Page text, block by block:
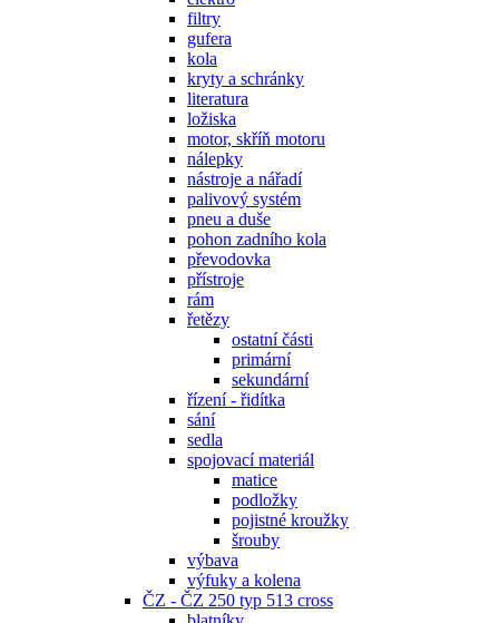
filtry
gufera
kola
kryty a schránky
literatura
ložiska
motor, skříň motoru
nálepky
nástroje a nářadí
palivový systém
pneu a duše
pohon zadního kola
převodovka
přístroje
rám
řetězy
ostatní části
primární
sekundární
řízení - řidítka
sání
sedla
spojovací materiál
matice
podložky
pojistné kroužky
šrouby
výbava
výfuky a kolena
ČZ - ČZ 250 typ 513 cross